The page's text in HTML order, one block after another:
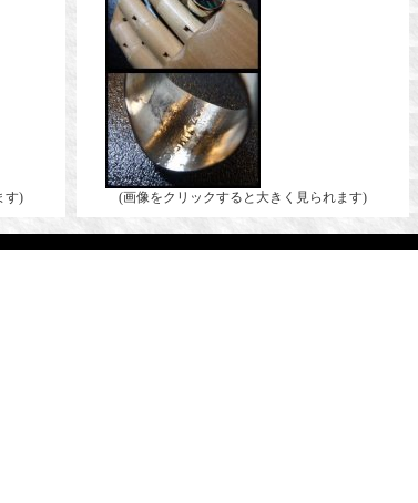
す) (画像をクリックすると大きく見られます)